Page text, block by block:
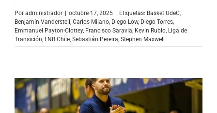
Por administrador | octubre 17, 2025 | Etiquetas: Basket UdeC
Benjamín Vanderstell Carlos Milano Diego Low, Diego Torres
Emmanuel Payton-Clottey, Francisco Saravia Kevin Rubio Liga de
Transición LNB Chile Sebastián Pereira Stephen Maxwell